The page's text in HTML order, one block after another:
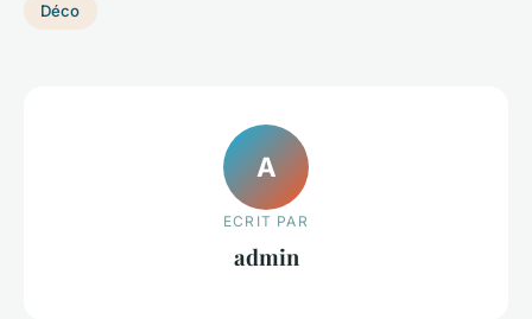
Déco
A
ECRIT PAR
admin